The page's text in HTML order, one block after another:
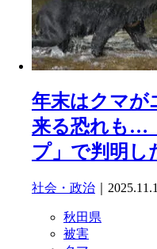
年末はクマが
来る恐れも…
プ」で判明し
社会・政治 ｜
秋田県
被害